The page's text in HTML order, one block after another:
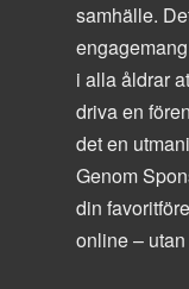
samhälle.
i alla åldrar
driva en
det en
Genom
din
online –